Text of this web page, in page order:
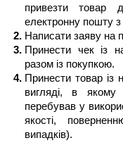
привезти товар
електронну пошту
Написати заяву на
Принести чек із
разом із покупкою.
Принести товар
вигляді, в
перебував у
якості,
випадків).